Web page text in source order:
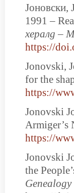
Јоновски,
1991 –
хералд –
https://
Jonovski,
for the
https://
Jonovski
Armiger’s
https://
Jonovski
the
Genealogy